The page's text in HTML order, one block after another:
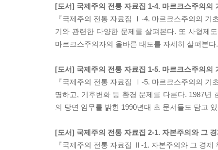
[도서] 국제주의 전통 자료집 1-4. 마르크스주의의
『국제주의 전통 자료집 Ⅰ-4. 마르크스주의의 기
기와 관련한 다양한 문제를 살펴본다. 또 사형제
마르크스주의자의 올바른 태도를 자세히 살펴본다.
[도서] 국제주의 전통 자료집 1-5. 마르크스주의의
『국제주의 전통 자료집 Ⅰ-5. 마르크스주의의 기
명하고, 기후변화 등 환경 문제를 다룬다. 1987년
의 당면 임무를 밝힌 1990년대 초 문서들도 담고
[도서] 국제주의 전통 자료집 2-1. 자본주의와 그
『국제주의 전통 자료집 Ⅱ-1. 자본주의와 그 경